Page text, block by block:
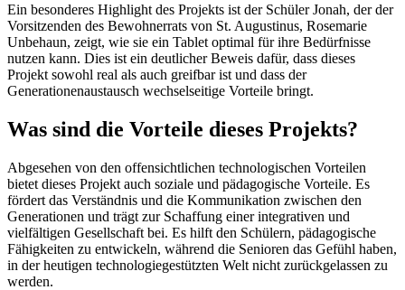
Ein besonderes Highlight des Projekts ist der Schüler Jonah, der der
Vorsitzenden des Bewohnerrats von St. Augustinus, Rosemarie
Unbehaun, zeigt, wie sie ein Tablet optimal für ihre Bedürfnisse
nutzen kann. Dies ist ein deutlicher Beweis dafür, dass dieses
Projekt sowohl real als auch greifbar ist und dass der
Generationenaustausch wechselseitige Vorteile bringt.
Was sind die Vorteile dieses Projekts?
Abgesehen von den offensichtlichen technologischen Vorteilen
bietet dieses Projekt auch soziale und pädagogische Vorteile. Es
fördert das Verständnis und die Kommunikation zwischen den
Generationen und trägt zur Schaffung einer integrativen und
vielfältigen Gesellschaft bei. Es hilft den Schülern, pädagogische
Fähigkeiten zu entwickeln, während die Senioren das Gefühl haben,
in der heutigen technologiegestützten Welt nicht zurückgelassen zu
werden.